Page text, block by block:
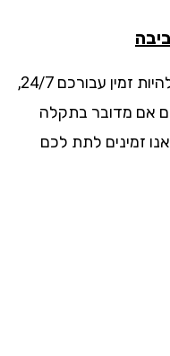
חשמלאי מומלץ בנוף הגליל צריך להיות זמין עבורכם 24/7,
מדובר בתקלה
לתת לכם